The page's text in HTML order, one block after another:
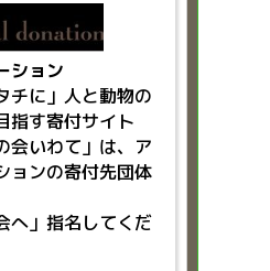
ション
チに」人と動物の
指す寄付サイト
会いわて」は、ア
ョンの寄付先団体
へ」指名してくだ